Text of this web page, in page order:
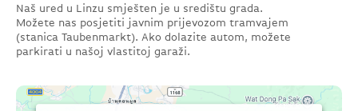
Naš ured u Linzu smješten je u središtu grada.
Možete nas posjetiti javnim prijevozom tramvajem
(stanica Taubenmarkt). Ako dolazite autom, možete
parkirati u našoj vlastitoj garaži.